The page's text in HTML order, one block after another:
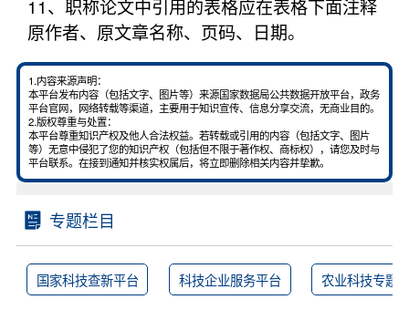
11、职称论文中引用的表格应在表格下面注释
原作者、原文章名称、页码、日期。
1.内容来源声明：
本平台发布内容（包括文字、图片等）来源国家数据局公共数据开放平台，政务
平台官网，网络转载等渠道，主要用于知识宣传、信息分享交流，无商业目的。
2.版权尊重与处置：
本平台尊重知识产权及他人合法权益。若转载或引用的内容（包括文字、图片
等）无意中侵犯了您的知识产权（包括但不限于著作权、商标权），请您及时与
平台联系。在接到通知并核实权属后，将立即删除相关内容并挚歉。
专题栏目
国家科技查新平台 科技企业服务平台 农业科技专题